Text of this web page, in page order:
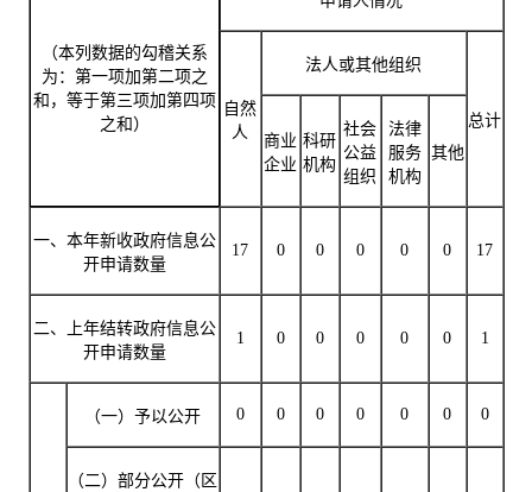
（本列数据的勾稽关系
为：第一项加第二项之
和，等于第三项加第四项
之和）
自然
人
法人或其他组织
总计
商业
企业
科研
机构
社会
公益
组织
法律
服务
机构
其他
一、本年新收政府信息公
开申请数量
17 0 0 0 0 0 17
二、上年结转政府信息公
开申请数量
1 0 0 0 0 0 1
（一）予以公开 0 0 0 0 0 0 0
（二）部分公开（区